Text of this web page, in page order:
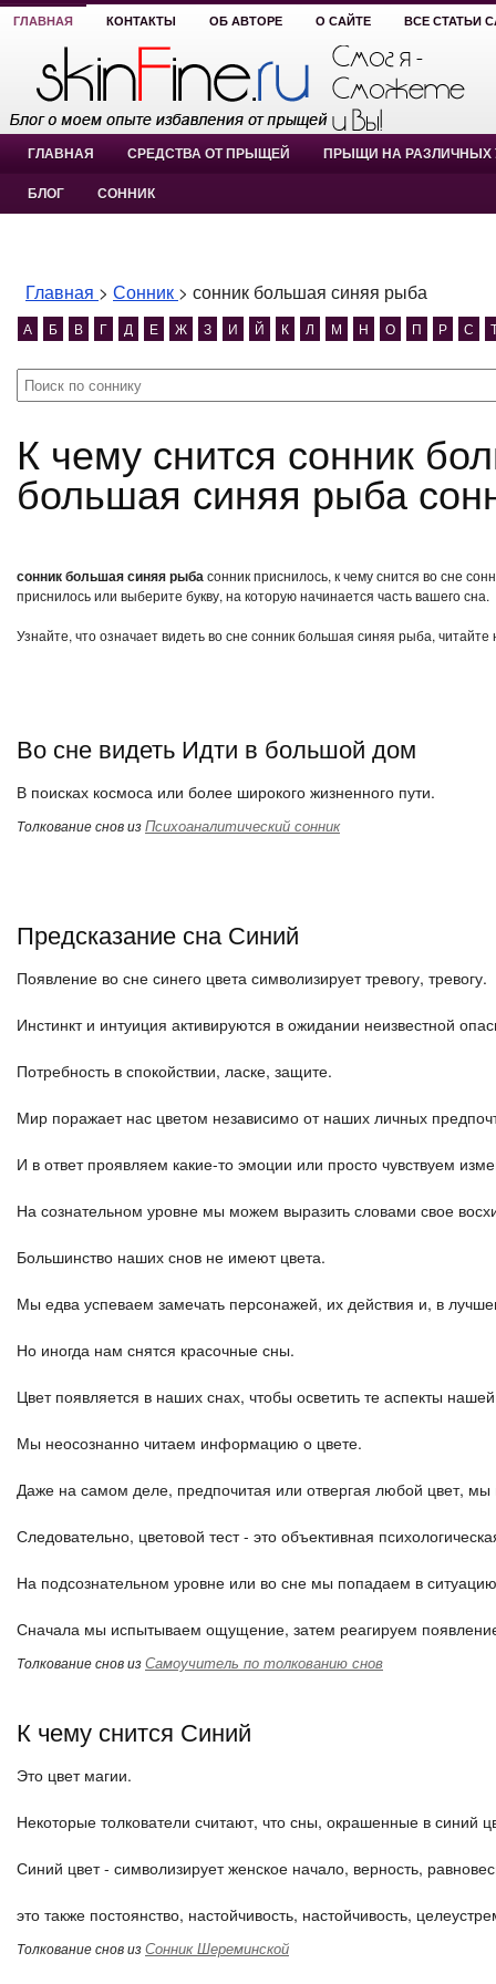
ГЛАВНАЯ КОНТАКТЫ ОБ АВТОРЕ О САЙТЕ ВСЕ СТАТЬИ
ГЛАВНАЯ СРЕДСТВА ОТ ПРЫЩЕЙ ПРЫЩИ НА РАЗЛИЧНЫХ
БЛОГ СОННИК
Главная > Сонник > сонник большая синяя рыба
А Б В Г Д Е Ж З И Й К Л М Н О П Р С
К чему снится сонник большая синяя рыба? сонник
большая синяя рыба
сонник большая синяя рыбасонник приснилось, к чему снится во сне
приснилось или выберите букву, на которую начинается часть вашего сна.
Узнайте, что означает видеть во сне сонник большая синяя рыба,
Во сне видеть Идти в большой дом
В поисках космоса или более широкого жизненного пути.
Толкование снов изПсихоаналитический сонник
Предсказание сна Синий
Появление во сне синего цвета символизирует тревогу, тревогу.
Инстинкт и интуиция активируются в ожидании неизвестной
Потребность в спокойствии, ласке, защите.
Мир поражает нас цветом независимо от наших личных
И в ответ проявляем какие-то эмоции или просто чувствуем
На сознательном уровне мы можем выразить словами свое
Большинство наших снов не имеют цвета.
Мы едва успеваем замечать персонажей, их действия и, в
Но иногда нам снятся красочные сны.
Цвет появляется в наших снах, чтобы осветить те аспекты
Мы неосознанно читаем информацию о цвете.
Даже на самом деле, предпочитая или отвергая любой цвет,
Следовательно, цветовой тест - это объективная
На подсознательном уровне или во сне мы попадаем в
Сначала мы испытываем ощущение, затем реагируем
Толкование снов изСамоучитель по толкованию снов
К чему снится Синий
Это цвет магии.
Некоторые толкователи считают, что сны, окрашенные в синий
Синий цвет - символизирует женское начало, верность,
это также постоянство, настойчивость, настойчивость,
Толкование снов изСонник Шереминской